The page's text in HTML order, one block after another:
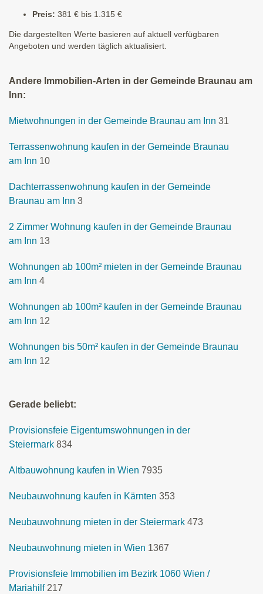
Preis: 381 € bis 1.315 €
Die dargestellten Werte basieren auf aktuell verfügbaren
Angeboten und werden täglich aktualisiert.
Andere Immobilien-Arten in der Gemeinde Braunau am
Inn:
Mietwohnungen in der Gemeinde Braunau am Inn 31
Terrassenwohnung kaufen in der Gemeinde Braunau
am Inn 10
Dachterrassenwohnung kaufen in der Gemeinde
Braunau am Inn 3
2 Zimmer Wohnung kaufen in der Gemeinde Braunau
am Inn 13
Wohnungen ab 100m² mieten in der Gemeinde Braunau
am Inn 4
Wohnungen ab 100m² kaufen in der Gemeinde Braunau
am Inn 12
Wohnungen bis 50m² kaufen in der Gemeinde Braunau
am Inn 12
Gerade beliebt:
Provisionsfeie Eigentumswohnungen in der
Steiermark 834
Altbauwohnung kaufen in Wien 7935
Neubauwohnung kaufen in Kärnten 353
Neubauwohnung mieten in der Steiermark 473
Neubauwohnung mieten in Wien 1367
Provisionsfeie Immobilien im Bezirk 1060 Wien /
Mariahilf 217